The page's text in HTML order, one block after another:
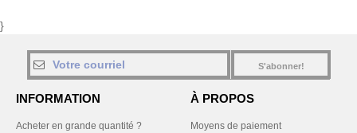
}
S'abonner!
INFORMATION
Acheter en grande quantité ?
À PROPOS
Moyens de paiement